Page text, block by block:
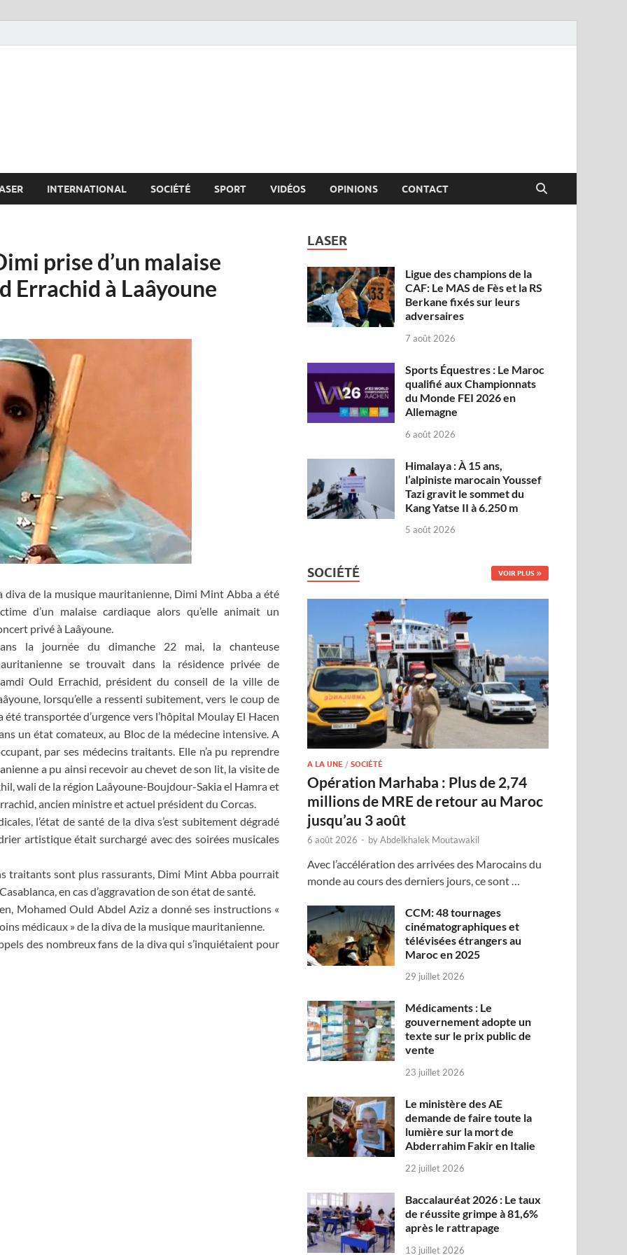
INTERNATIONAL SOCIÉTÉ SPORT VIDÉOS OPINIONS CONTACT
prise d’un malaise
Errachid à Laâyoune
diva de la musique mauritanienne, Dimi Mint Abba a été
d’un malaise cardiaque alors qu’elle animait un
privé à Laâyoune.
la journée du dimanche 22 mai, la chanteuse
se trouvait dans la résidence privée de
Ould Errachid, président du conseil de la ville de
lorsqu’elle a ressenti subitement, vers le coup de
transportée d’urgence vers l’hôpital Moulay El Hacen
un état comateux, au Bloc de la médecine intensive. A
par ses médecins traitants. Elle n’a pu reprendre
a pu ainsi recevoir au chevet de son lit, la visite de
wali de la région Laâyoune-Boujdour-Sakia el Hamra et
ancien ministre et actuel président du Corcas.
l’état de santé de la diva s’est subitement dégradé
artistique était surchargé avec des soirées musicales
traitants sont plus rassurants, Dimi Mint Abba pourrait
en cas d’aggravation de son état de santé.
Mohamed Ould Abdel Aziz a donné ses instructions «
médicaux » de la diva de la musique mauritanienne.
des nombreux fans de la diva qui s’inquiétaient pour
LASER
Ligue des champions de la
CAF: Le MAS de Fès et la RS
Berkane fixés sur leurs
adversaires
7 août 2026
Sports Équestres : Le Maroc
qualifié aux Championnats
du Monde FEI 2026 en
Allemagne
6 août 2026
Himalaya : À 15 ans,
l’alpiniste marocain Youssef
Tazi gravit le sommet du
Kang Yatse II à 6.250 m
5 août 2026
SOCIÉTÉ VOIR PLUS
A LA UNE /SOCIÉTÉ
Opération Marhaba : Plus de 2,74
millions de MRE de retour au Maroc
jusqu’au 3 août
6 août 2026 - byAbdelkhalek Moutawakil
Avec l’accélération des arrivées des Marocains du
monde au cours des derniers jours, ce sont …
CCM: 48 tournages
cinématographiques et
télévisées étrangers au
Maroc en 2025
29 juillet 2026
Médicaments : Le
gouvernement adopte un
texte sur le prix public de
vente
23 juillet 2026
Le ministère des AE
demande de faire toute la
lumière sur la mort de
Abderrahim Fakir en Italie
22 juillet 2026
Baccalauréat 2026 : Le taux
de réussite grimpe à 81,6%
après le rattrapage
13 juillet 2026